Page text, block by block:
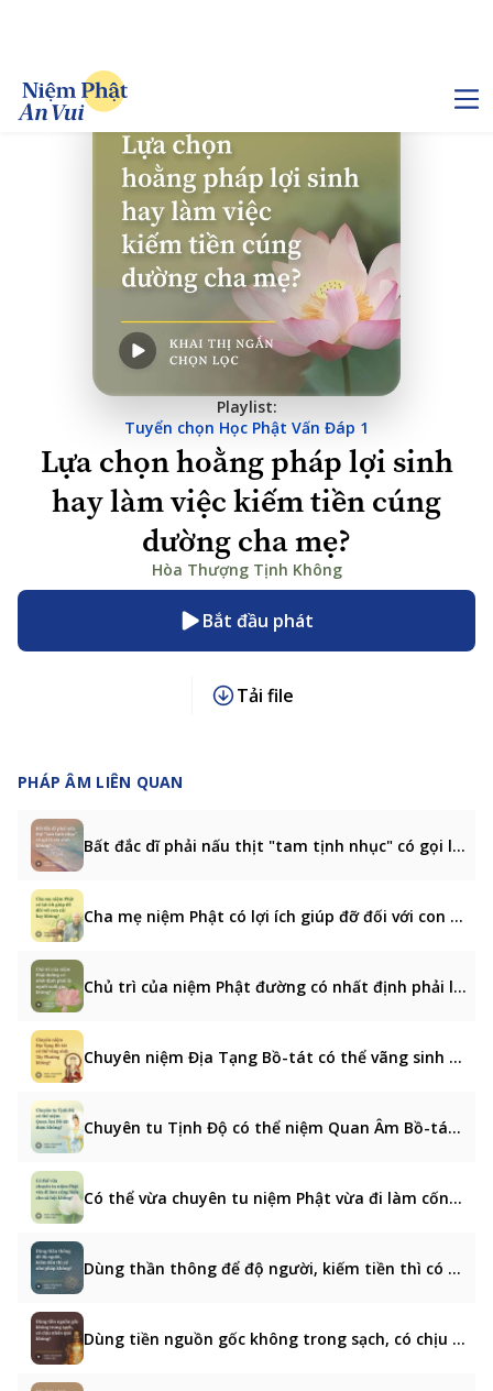
Playlist:
Tuyển chọn Học Phật Vấn Đáp 1
Lựa chọn hoằng pháp lợi sinh
hay làm việc kiếm tiền cúng
dường cha mẹ?
Hòa Thượng Tịnh Không
Bắt đầu phát
Tải file
PHÁP ÂM LIÊN QUAN
Bất đắc dĩ phải nấu thịt "tam tịnh nhục" có gọi là sát sinh không?
Cha mẹ niệm Phật có lợi ích giúp đỡ đối với con cái hay không?
Chủ trì của niệm Phật đường có nhất định phải là người xuất gia không?
Chuyên niệm Địa Tạng Bồ-tát có thể vãng sinh Tây Phương không?
Chuyên tu Tịnh Độ có thể niệm Quan Âm Bồ-tát được không?
Có thể vừa chuyên tu niệm Phật vừa đi làm cống hiến cho xã hội không?
Dùng thần thông để độ người, kiếm tiền thì có như pháp không?
Dùng tiền nguồn gốc không trong sạch, có chịu nhân quả không?